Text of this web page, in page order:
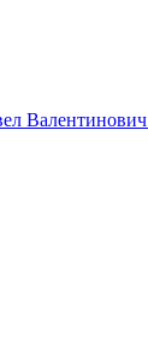
Валентинович